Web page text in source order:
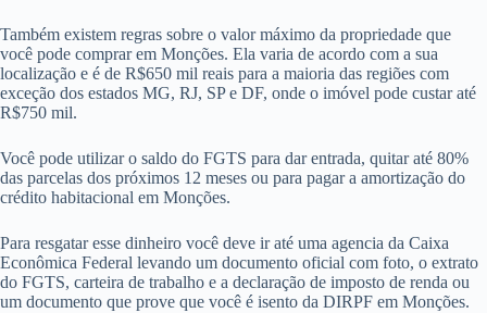
Também existem regras sobre o valor máximo da propriedade que
você pode comprar em Monções. Ela varia de acordo com a sua
localização e é de R$650 mil reais para a maioria das regiões com
exceção dos estados MG, RJ, SP e DF, onde o imóvel pode custar até
R$750 mil.
Você pode utilizar o saldo do FGTS para dar entrada, quitar até 80%
das parcelas dos próximos 12 meses ou para pagar a amortização do
crédito habitacional em Monções.
Para resgatar esse dinheiro você deve ir até uma agencia da Caixa
Econômica Federal levando um documento oficial com foto, o extrato
do FGTS, carteira de trabalho e a declaração de imposto de renda ou
um documento que prove que você é isento da DIRPF em Monções.